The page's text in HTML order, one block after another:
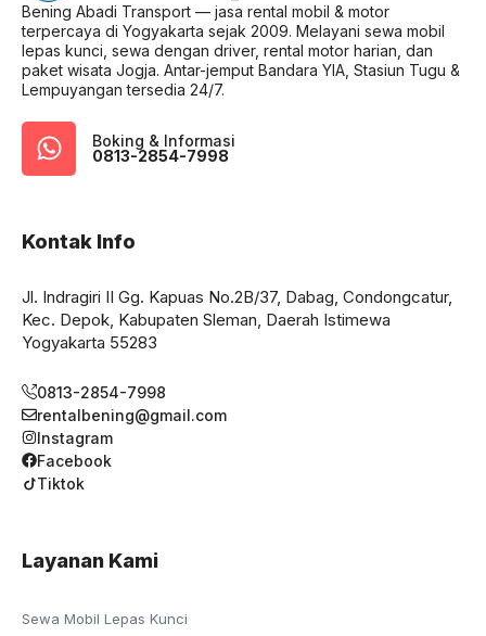
Bening Abadi Transport — jasa rental mobil & motor
terpercaya di Yogyakarta sejak 2009. Melayani sewa mobil
lepas kunci, sewa dengan driver, rental motor harian, dan
paket wisata Jogja. Antar-jemput Bandara YIA, Stasiun Tugu &
Lempuyangan tersedia 24/7.
Boking & Informasi
0813-2854-7998
Kontak Info
Jl. Indragiri II Gg. Kapuas No.2B/37, Dabag, Condongcatur,
Kec. Depok, Kabupaten Sleman, Daerah Istimewa
Yogyakarta 55283
0813-2854-7998
rentalbening@gmail.com
Instagram
Facebook
Tiktok
Layanan Kami
Sewa Mobil Lepas Kunci